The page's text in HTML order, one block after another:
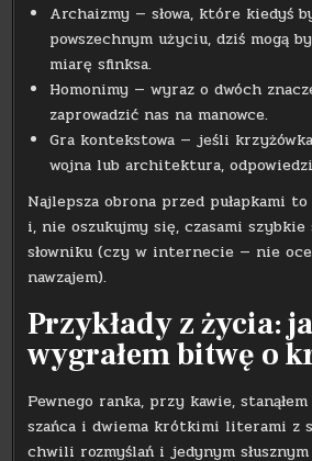
Archaizmy — słowa, które kiedyś
powszechnym użyciu, dziś mogą
miarę sfinksa.
Homonimy — wyraz o dwóch
zaprowadzić nas na manowce.
Gra kontekstowa — jeśli
wojna lub architektura,
Najlepsza obrona przed pułapkami
i, nie oszukujmy się, czasami szybkie
słowniku (czy w internecie — nie
nawzajem).
Przykłady z życia:
wygrałem bitwę o
Pewnego ranka, przy kawie,
szańca i dwiema krótkimi literami z
chwili rozmyślań i jedynym